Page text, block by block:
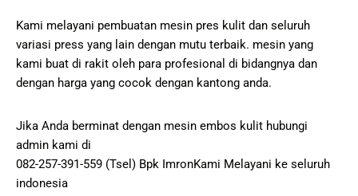
Kami melayani pembuatan mesin pres kulit dan seluruh
variasi press yang lain dengan mutu terbaik. mesin yang
kami buat di rakit oleh para profesional di bidangnya dan
dengan harga yang cocok dengan kantong anda.
Jika Anda berminat dengan mesin embos kulit hubungi
admin kami di
082-257-391-559 (Tsel) Bpk ImronKami Melayani ke seluruh
indonesia